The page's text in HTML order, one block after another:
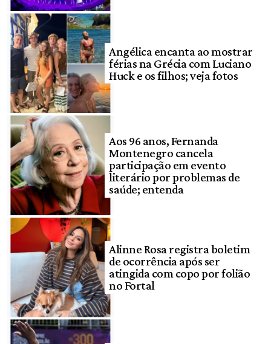
Angélica encanta ao mostrar
férias na Grécia com Luciano
Huck e os filhos; veja fotos
Aos 96 anos, Fernanda
Montenegro cancela
participação em evento
literário por problemas de
saúde; entenda
Alinne Rosa registra boletim
de ocorrência após ser
atingida com copo por folião
no Fortal